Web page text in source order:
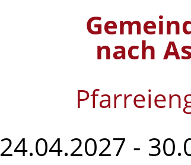
nach
24.04.2027 -